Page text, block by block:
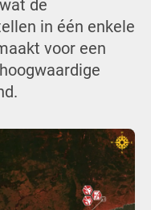
de
in één enkele
voor een